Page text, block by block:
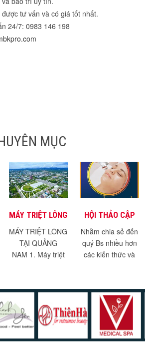
tư vấn và có giá tốt nhất.
24/7: 0983 146 198
MỤC
MÁY TRIỆT LÔNG
TẠI QUẢNG NAM
MÁY TRIỆT LÔNG
TẠI QUẢNG
NAM 1. Máy triệt
Máy triệt lông hiệu
quả?Máy triệt lông
IPL Là thiết bị
phát...
HỘI THẢO CẬP
NHẬT KIẾN
THỨC TRỊ SẸO
MỚI NHẤT 2021
Nhằm chia sẻ đến
quý Bs nhiều hơn
các kiến thức và
Chúng tôi sẽ tổ
chức 1 chuỗi sự...